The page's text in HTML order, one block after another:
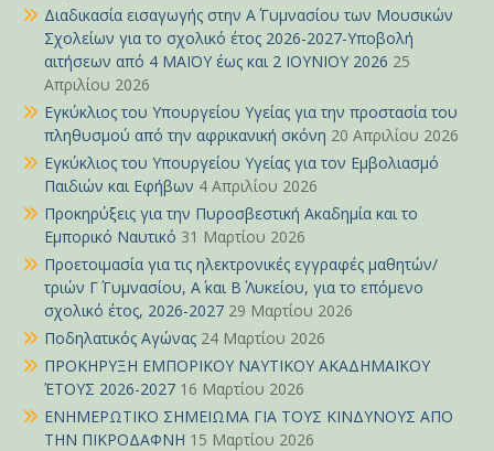
Διαδικασία εισαγωγής στην Α΄ Γυμνασίου των Μουσικών
Σχολείων για το σχολικό έτος 2026-2027-Υποβολή
αιτήσεων από 4 ΜΑΪΟΥ έως και 2 ΙΟΥΝΙΟΥ 2026 25
Απριλίου 2026
Εγκύκλιος του Υπουργείου Υγείας για την προστασία του
πληθυσμού από την αφρικανική σκόνη 20 Απριλίου 2026
Εγκύκλιος του Υπουργείου Υγείας για τον Εμβολιασμό
Παιδιών και Εφήβων 4 Απριλίου 2026
Προκηρύξεις για την Πυροσβεστική Ακαδημία και το
Εμπορικό Ναυτικό 31 Μαρτίου 2026
Προετοιμασία για τις ηλεκτρονικές εγγραφές μαθητών/
τριών Γ΄ Γυμνασίου, Α΄ και Β΄ Λυκείου, για το επόμενο
σχολικό έτος, 2026-2027 29 Μαρτίου 2026
Ποδηλατικός Αγώνας 24 Μαρτίου 2026
ΠΡΟΚΗΡΥΞΗ ΕΜΠΟΡΙΚΟΥ ΝΑΥΤΙΚΟΥ ΑΚΑΔΗΜΑΪΚΟΥ
ΈΤΟΥΣ 2026-2027 16 Μαρτίου 2026
ΕΝΗΜΕΡΩΤΙΚΟ ΣΗΜΕΙΩΜΑ ΓΙΑ ΤΟΥΣ ΚΙΝΔΥΝΟΥΣ ΑΠΟ
ΤΗΝ ΠΙΚΡΟΔΑΦΝΗ 15 Μαρτίου 2026